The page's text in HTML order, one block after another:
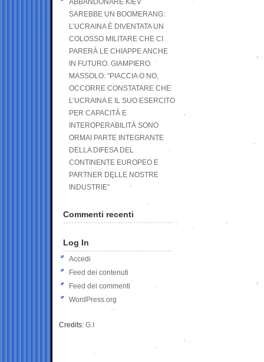
ABBANDONARE KIEV
SAREBBE UN BOOMERANG:
L’UCRAINA È DIVENTATA UN
COLOSSO MILITARE CHE CI
PARERÀ LE CHIAPPE ANCHE
IN FUTURO. GIAMPIERO
MASSOLO: “PIACCIA O NO,
OCCORRE CONSTATARE CHE
L’UCRAINA E IL SUO ESERCITO
PER CAPACITÀ E
INTEROPERABILITÀ SONO
ORMAI PARTE INTEGRANTE
DELLA DIFESA DEL
CONTINENTE EUROPEO E
PARTNER DELLE NOSTRE
INDUSTRIE”
Commenti recenti
Log In
Accedi
Feed dei contenuti
Feed dei commenti
WordPress.org
Credits: G.I